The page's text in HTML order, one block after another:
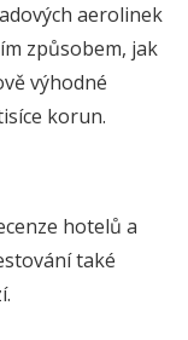
aerolinek
způsobem, jak
výhodné
korun.
hotelů a
také